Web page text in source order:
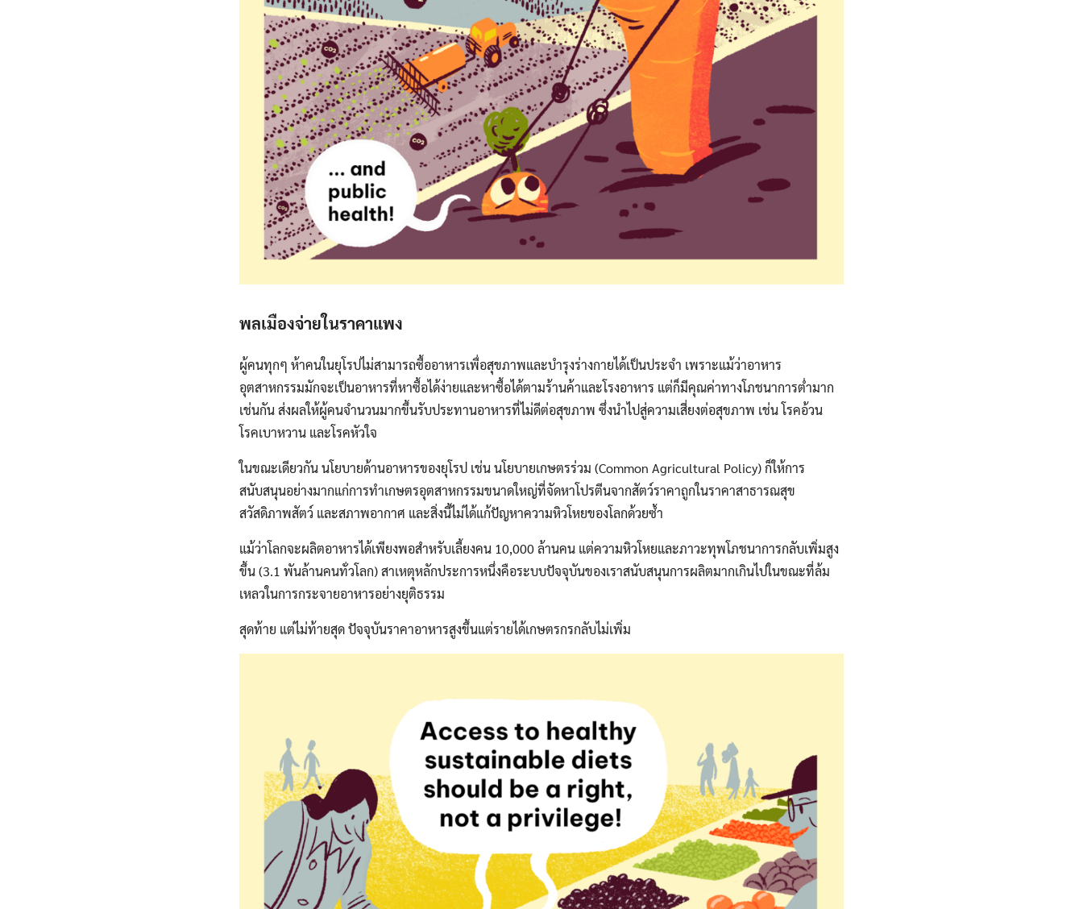
พลเมืองจ่ายในราคาแพง
ผู้คนทุกๆ ห้าคนในยุโรปไม่สามารถซื้ออาหารเพื่อสุขภาพและบำรุงร่างกายได้เป็นประจำ เพราะแม้ว่าอาหาร
อุตสาหกรรมมักจะเป็นอาหารที่หาซื้อได้ง่ายและหาซื้อได้ตามร้านค้าและโรงอาหาร แต่ก็มีคุณค่าทางโภชนาการต่ำมาก
เช่นกัน ส่งผลให้ผู้คนจำนวนมากขึ้นรับประทานอาหารที่ไม่ดีต่อสุขภาพ ซึ่งนำไปสู่ความเสี่ยงต่อสุขภาพ เช่น โรคอ้วน
โรคเบาหวาน และโรคหัวใจ
ในขณะเดียวกัน นโยบายด้านอาหารของยุโรป เช่น นโยบายเกษตรร่วม (Common Agricultural Policy) ก็ให้การ
สนับสนุนอย่างมากแก่การทำเกษตรอุตสาหกรรมขนาดใหญ่ที่จัดหาโปรตีนจากสัตว์ราคาถูกในราคาสาธารณสุข
สวัสดิภาพสัตว์ และสภาพอากาศ และสิ่งนี้ไม่ได้แก้ปัญหาความหิวโหยของโลกด้วยซ้ำ
แม้ว่าโลกจะผลิตอาหารได้เพียงพอสำหรับเลี้ยงคน 10,000 ล้านคน แต่ความหิวโหยและภาวะทุพโภชนาการกลับเพิ่มสูง
ขึ้น (3.1 พันล้านคนทั่วโลก) สาเหตุหลักประการหนึ่งคือระบบปัจจุบันของเราสนับสนุนการผลิตมากเกินไปในขณะที่ล้ม
เหลวในการกระจายอาหารอย่างยุติธรรม
สุดท้าย แต่ไม่ท้ายสุด ปัจจุบันราคาอาหารสูงขึ้นแต่รายได้เกษตรกรกลับไม่เพิ่ม